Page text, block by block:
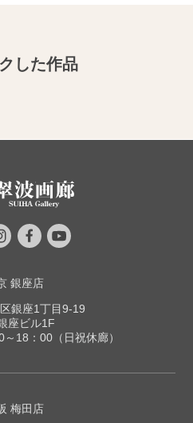
した作品
銀座店
銀座1丁目9-19
座ビル1F
18：00（日祝休廊）
梅田店